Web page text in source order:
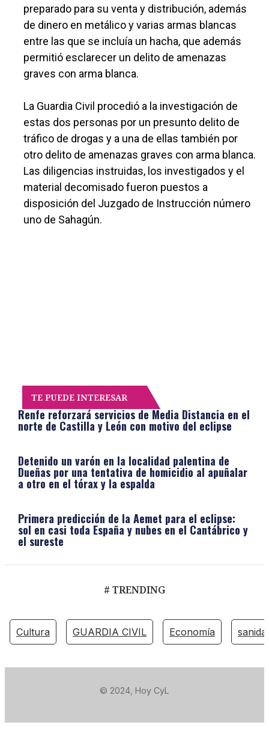
preparado para su venta y distribución, además
de dinero en metálico y varias armas blancas
entre las que se incluía un hacha, que además
permitió esclarecer un delito de amenazas
graves con arma blanca.
La Guardia Civil procedió a la investigación de
estas dos personas por un presunto delito de
tráfico de drogas y a una de ellas también por
otro delito de amenazas graves con arma blanca.
Las diligencias instruidas, los investigados y el
material decomisado fueron puestos a
disposición del Juzgado de Instrucción número
uno de Sahagún.
TE PUEDE INTERESAR
Renfe reforzará servicios de Media Distancia en el
norte de Castilla y León con motivo del eclipse
Detenido un varón en la localidad palentina de
Dueñas por una tentativa de homicidio al apuñalar
a otro en el tórax y la espalda
Primera predicción de la Aemet para el eclipse:
sol en casi toda España y nubes en el Cantábrico y
el sureste
# TRENDING
Cultura GUARDIA CIVIL Economía
© 2024, Hoy CyL